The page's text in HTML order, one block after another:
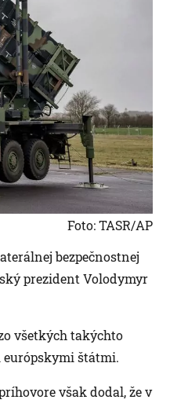
Foto: TASR/AP
bezpečnostnej
prezident Volodymyr
všetkých takýchto
európskymi štátmi.
však dodal, že v